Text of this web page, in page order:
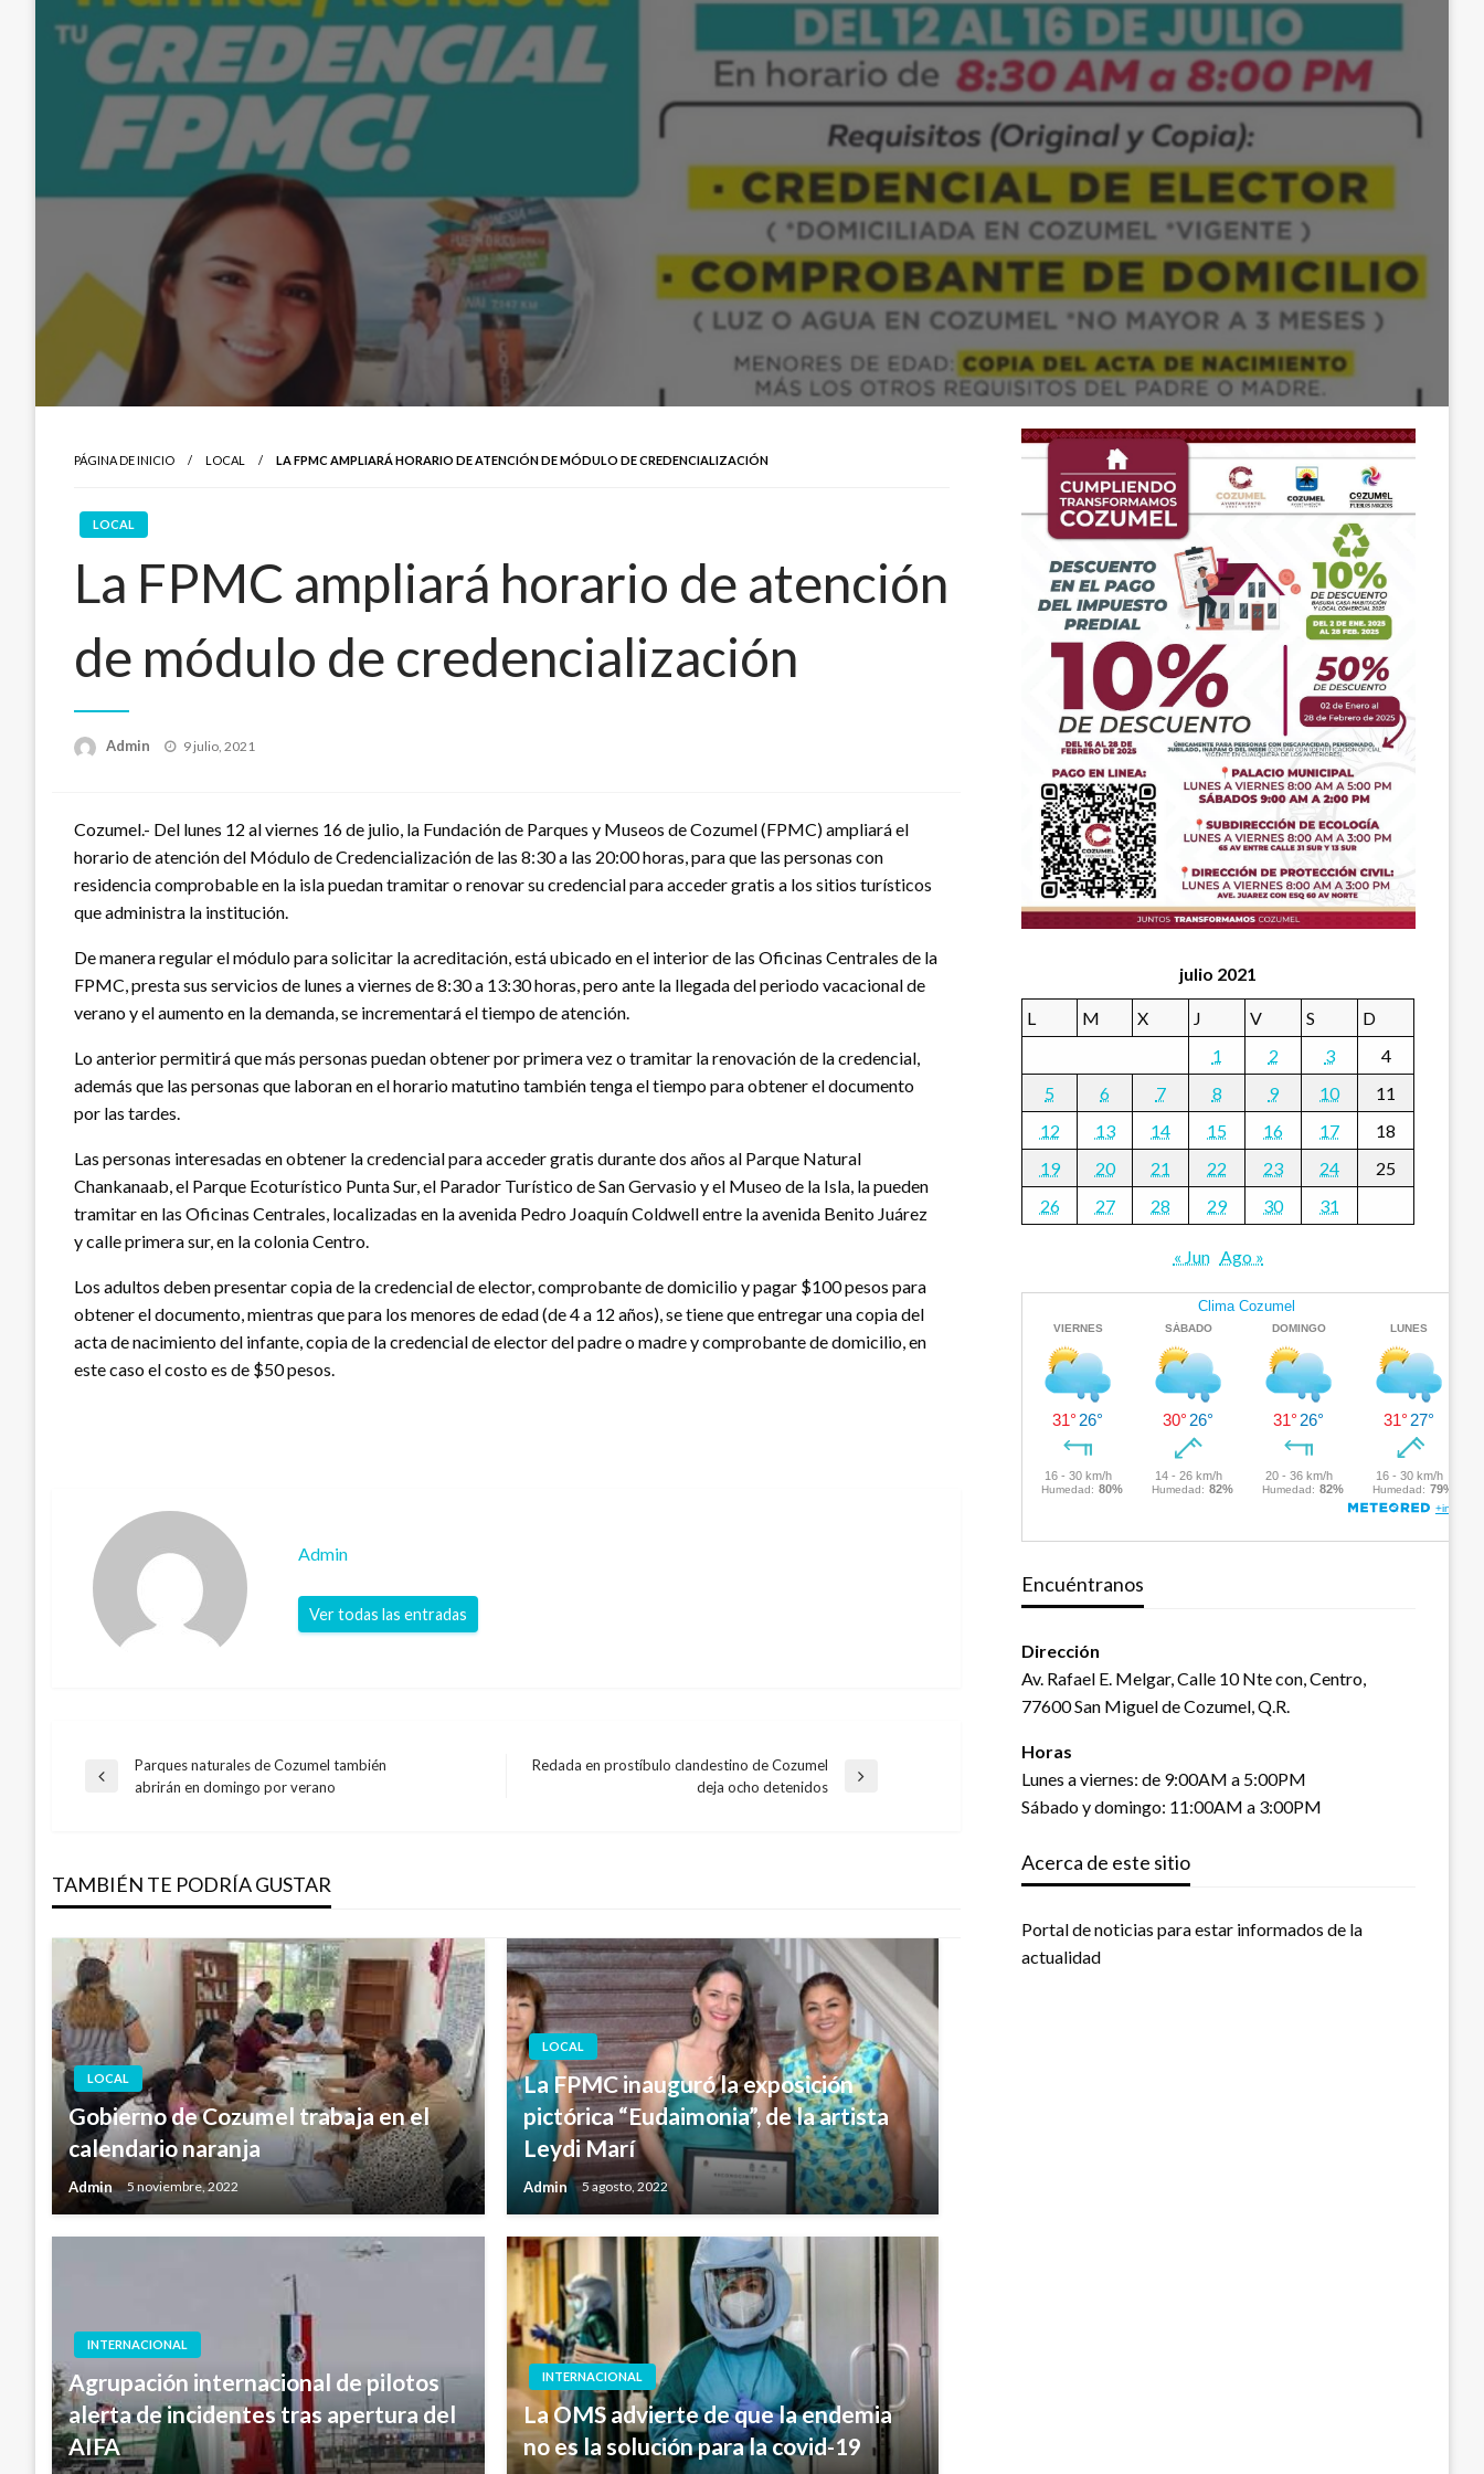
PÁGINA DE INICIO LOCAL LA FPMC AMPLIARÁ HORARIO DE ATENCIÓN DE MÓDULO DE CREDENCIALIZACIÓN
LOCAL
La FPMC ampliará horario de atención
de módulo de credencialización
Admin
Publicado
9 julio, 2021
Cozumel.- Del lunes 12 al viernes 16 de julio, la Fundación de Parques y Museos de Cozumel (FPMC) ampliará el
horario de atención del Módulo de Credencialización de las 8:30 a las 20:00 horas, para que las personas con
residencia comprobable en la isla puedan tramitar o renovar su credencial para acceder gratis a los sitios turísticos
que administra la institución.
De manera regular el módulo para solicitar la acreditación, está ubicado en el interior de las Oficinas Centrales de la
FPMC, presta sus servicios de lunes a viernes de 8:30 a 13:30 horas, pero ante la llegada del periodo vacacional de
verano y el aumento en la demanda, se incrementará el tiempo de atención.
Lo anterior permitirá que más personas puedan obtener por primera vez o tramitar la renovación de la credencial,
además que las personas que laboran en el horario matutino también tenga el tiempo para obtener el documento
por las tardes.
Las personas interesadas en obtener la credencial para acceder gratis durante dos años al Parque Natural
Chankanaab, el Parque Ecoturístico Punta Sur, el Parador Turístico de San Gervasio y el Museo de la Isla, la pueden
tramitar en las Oficinas Centrales, localizadas en la avenida Pedro Joaquín Coldwell entre la avenida Benito Juárez
y calle primera sur, en la colonia Centro.
Los adultos deben presentar copia de la credencial de elector, comprobante de domicilio y pagar $100 pesos para
obtener el documento, mientras que para los menores de edad (de 4 a 12 años), se tiene que entregar una copia del
acta de nacimiento del infante, copia de la credencial de elector del padre o madre y comprobante de domicilio, en
este caso el costo es de $50 pesos.
Admin
Ver todas las entradas
Navegación
entradas
Entrada
Parques naturales de Cozumel también
abrirán en domingo por verano
Redada en prostíbulo clandestino de Cozumel
deja ocho detenidos
TAMBIÉN TE PODRÍA GUSTAR
LOCAL
Gobierno de Cozumel trabaja en el
calendario naranja
Admin 5 noviembre, 2022
LOCAL
La FPMC inauguró la exposición
pictórica “Eudaimonia”, de la artista
Leydi Marí
Admin 5 agosto, 2022
INTERNACIONAL
Agrupación internacional de pilotos
alerta de incidentes tras apertura del
AIFA
INTERNACIONAL
La OMS advierte de que la endemia
no es la solución para la covid-19
julio 2021
L M X J V S
D
1
2 3
4
5
6 7 8 9 10
11
12
13 14 15 16 17
18
19
20 21 22 23 24
25
26
27 28 29 30 31
« Jun Ago »
Encuéntranos
Dirección
Av. Rafael E. Melgar, Calle 10 Nte con, Centro,
77600 San Miguel de Cozumel, Q.R.
Horas
Lunes a viernes: de 9:00AM a 5:00PM
Sábado y domingo: 11:00AM a 3:00PM
Acerca de este sitio
Portal de noticias para estar informados de la
actualidad